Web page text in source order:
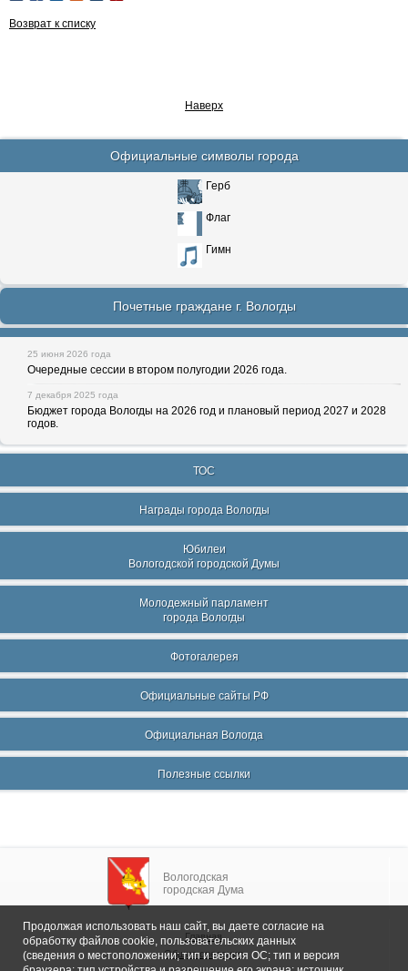
Возврат к списку
Наверх
Официальные символы города
Герб
Флаг
Гимн
Почетные граждане г. Вологды
25 июня 2026 года
Очередные сессии в втором полугодии 2026 года.
7 декабря 2025 года
Бюджет города Вологды на 2026 год и плановый период 2027 и 2028
годов.
ТОС
Награды города Вологды
Юбилеи
Вологодской городской Думы
Молодежный парламент
города Вологды
Фотогалерея
Официальные сайты РФ
Официальная Вологда
Полезные ссылки
Вологодская
городская Дума
Главная
Общие сведения
Продолжая использовать наш сайт, вы даете согласие на
обработку файлов cookie, пользовательских данных
(сведения о местоположении; тип и версия ОС; тип и версия